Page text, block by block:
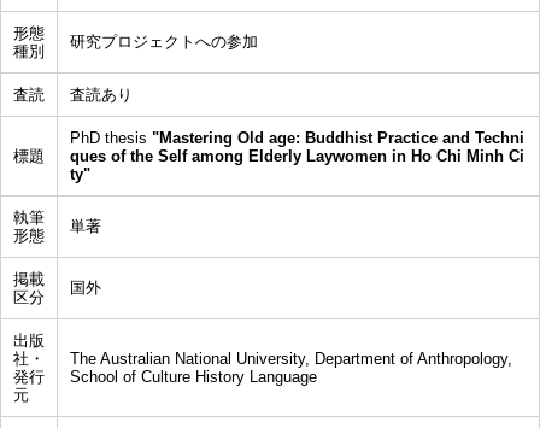
形態
種別
研究プロジェクトへの参加
査読 査読あり
標題
PhD thesis "Mastering Old age: Buddhist Practice and Techni
ques of the Self among Elderly Laywomen in Ho Chi Minh Ci
ty"
執筆
形態
単著
掲載
区分
国外
出版
社・
発行
元
The Australian National University, Department of Anthropology,
School of Culture History Language